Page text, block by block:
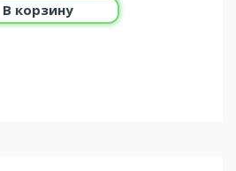
В корзину